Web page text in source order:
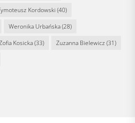
Tymoteusz Kordowski (40)
Weronika Urbańska(28)
Zofia Kosicka(33) Zuzanna Bielewicz (31)